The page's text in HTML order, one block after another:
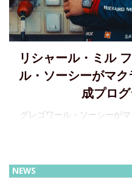
リシャール・ミル
ル・ソーシーがマ
成プロ
グレゴワール・ソーシーが
ミリーの一員となりました
NEWS